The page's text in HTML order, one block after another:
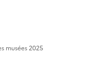
musées 2025